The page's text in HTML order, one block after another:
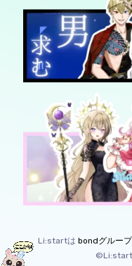
Li:startは bondグループ